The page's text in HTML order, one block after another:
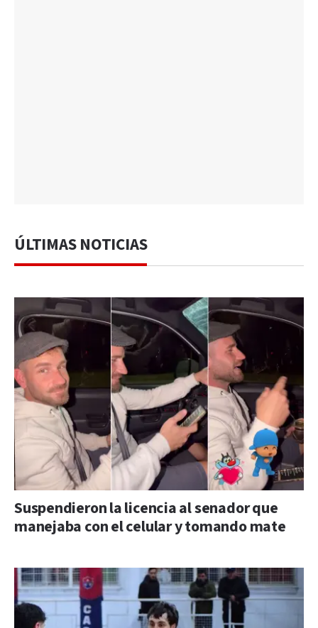
ÚLTIMAS NOTICIAS
Suspendieron la licencia al senador que
manejaba con el celular y tomando mate